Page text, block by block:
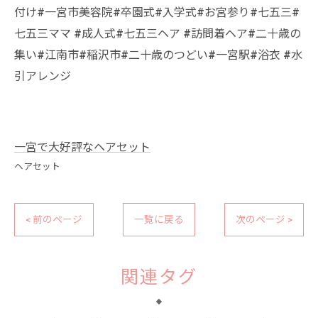
付け#一宮市美容院#卒園式#入学式#お宮参り#七五三#
七五三ママ #成人式#七五三ヘア #訪問着ヘア#二十歳の
集い#江南市#稲沢市#二十歳のつどい#一宮駅#浴衣 #水
引アレンジ
一宮で大好評なヘアセット
ヘアセット
< 前のページ 一覧に戻る 次のページ >
関連タグ